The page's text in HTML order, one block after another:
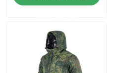
Produk